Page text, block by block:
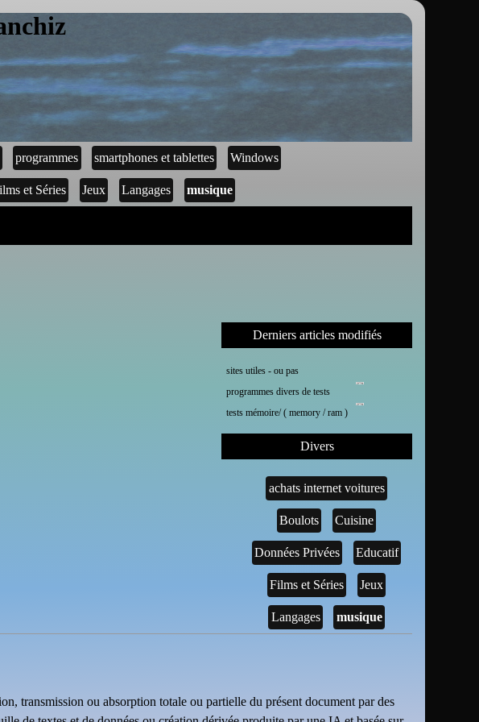
programmes smartphones et tablettes Windows
et Séries Jeux Langages musique
Derniers articles modifiés
sites utiles - ou pas
programmes divers de tests
tests mémoire/ ( memory / ram )
Divers
achats internet voitures
Boulots Cuisine
Données Privées Educatif
Films et Séries Jeux
Langages musique
transmission ou absorption totale ou partielle du présent document par des